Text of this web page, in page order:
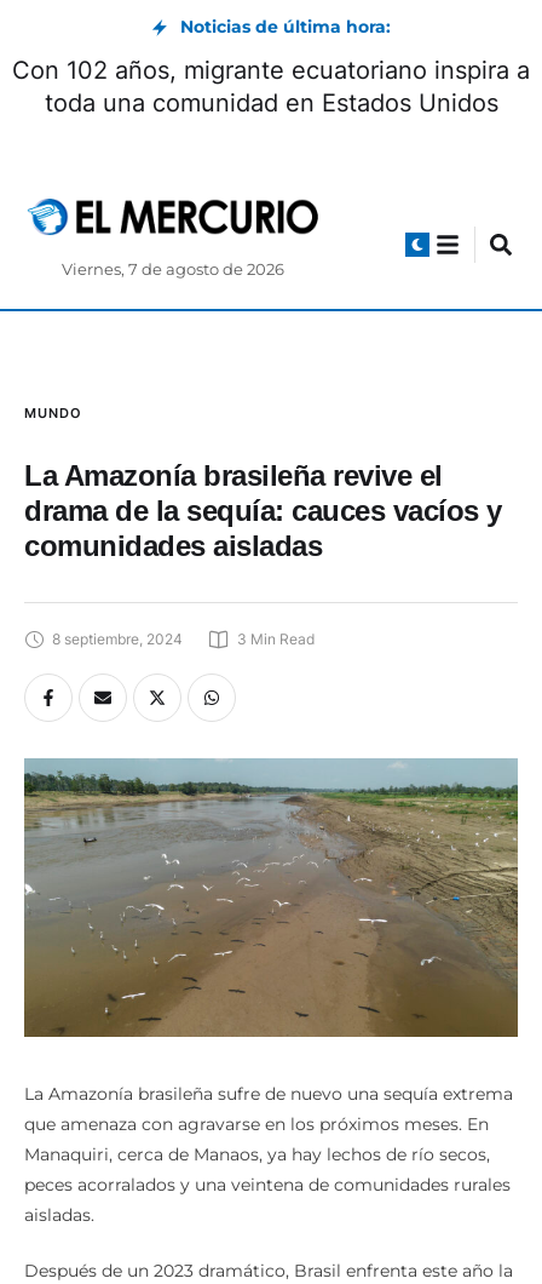
Noticias de última hora:
Con 102 años, migrante ecuatoriano inspira a
toda una comunidad en Estados Unidos
Viernes, 7 de agosto de 2026
MUNDO
La Amazonía brasileña revive el
drama de la sequía: cauces vacíos y
comunidades aisladas
8 septiembre, 2024 3 Min Read
La Amazonía brasileña sufre de nuevo una sequía extrema
que amenaza con agravarse en los próximos meses. En
Manaquiri, cerca de Manaos, ya hay lechos de río secos,
peces acorralados y una veintena de comunidades rurales
aisladas.
Después de un 2023 dramático, Brasil enfrenta este año la